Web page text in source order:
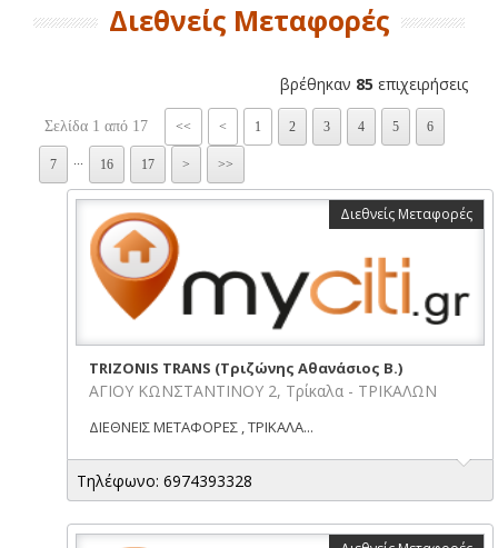
Διεθνείς Μεταφορές
βρέθηκαν 85 επιχειρήσεις
Σελίδα 1 από 17 << < 1 2 3 4 5 6
7 16 17 > >>
Διεθνείς Μεταφορές
TRIZONIS TRANS (Τριζώνης Αθανάσιος Β.)
ΑΓΙΟΥ ΚΩΝΣΤΑΝΤΙΝΟΥ 2, Τρίκαλα - ΤΡΙΚΑΛΩΝ
ΔΙΕΘΝΕΙΣ ΜΕΤΑΦΟΡΕΣ , ΤΡΙΚΑΛΑ...
Τηλέφωνο: 6974393328